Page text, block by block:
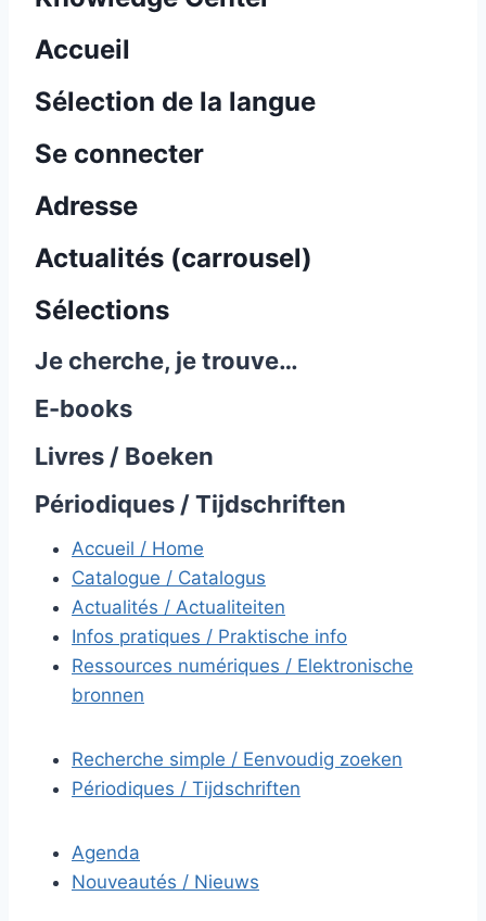
Accueil
Sélection de la langue
Se connecter
Adresse
Actualités (carrousel)
Sélections
Je cherche, je trouve…
E-books
Livres / Boeken
Périodiques / Tijdschriften
Accueil / Home
Catalogue / Catalogus
Actualités / Actualiteiten
Infos pratiques / Praktische info
Ressources numériques / Elektronische
bronnen
Recherche simple / Eenvoudig zoeken
Périodiques / Tijdschriften
Agenda
Nouveautés / Nieuws